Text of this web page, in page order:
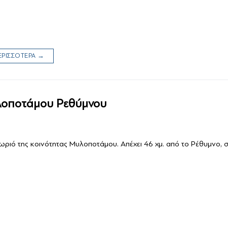
→
Ρεθύμνου
της κοινότητας Μυλοποτάμου. Απέχει 46 χμ. από το